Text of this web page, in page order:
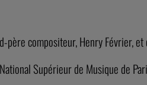
compositeur, Henry Février,
Supérieur de Musique de